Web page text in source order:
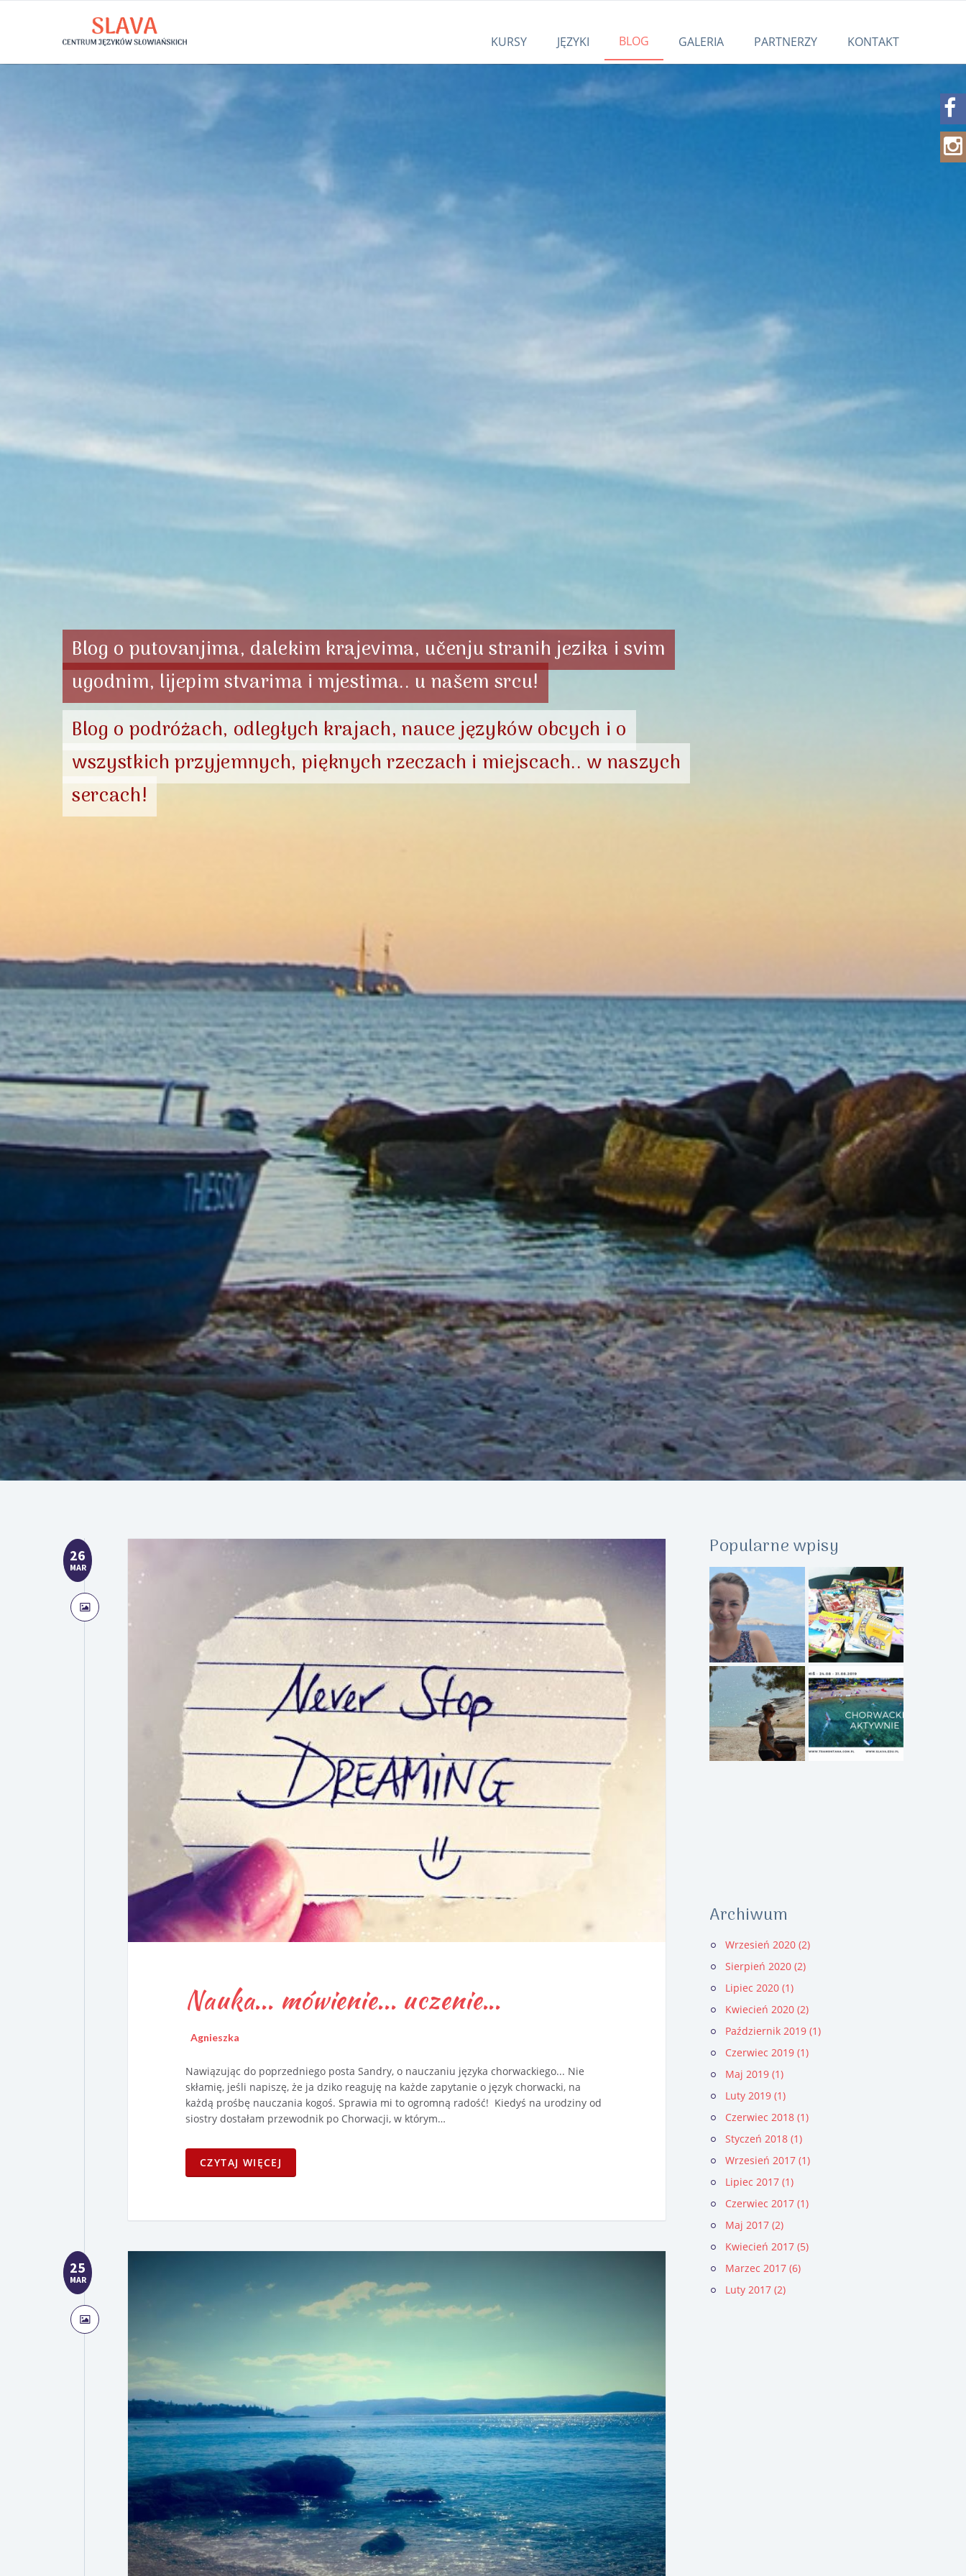
KURSY JĘZYKI BLOG GALERIA PARTNERZY KONTAKT
Blog o putovanjima, dalekim krajevima, učenju stranih jezika i svim
ugodnim, lijepim stvarima i mjestima.. u našem srcu!
Blog o podróżach, odległych krajach, nauce języków obcych i o
wszystkich przyjemnych, pięknych rzeczach i miejscach.. w naszych
sercach!
26
MAR
Nauka... mówienie... uczenie...
Agnieszka
Nawiązując do poprzedniego posta Sandry, o nauczaniu języka chorwackiego... Nie
skłamię, jeśli napiszę, że ja dziko reaguję na każde zapytanie o język chorwacki, na
każdą prośbę nauczania kogoś. Sprawia mi to ogromną radość! Kiedyś na urodziny od
siostry dostałam przewodnik po Chorwacji, w którym…
CZYTAJ WIĘCEJ
25
MAR
Popularne wpisy
Archiwum
Wrzesień 2020 (2)
Sierpień 2020 (2)
Lipiec 2020 (1)
Kwiecień 2020 (2)
Październik 2019 (1)
Czerwiec 2019 (1)
Maj 2019 (1)
Luty 2019 (1)
Czerwiec 2018 (1)
Styczeń 2018 (1)
Wrzesień 2017 (1)
Lipiec 2017 (1)
Czerwiec 2017 (1)
Maj 2017 (2)
Kwiecień 2017 (5)
Marzec 2017 (6)
Luty 2017 (2)